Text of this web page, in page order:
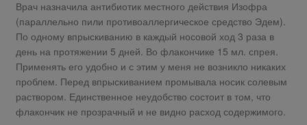
Врач назначила антибиотик местного действия Изофра
(параллельно пили противоаллергическое средство Эдем).
По одному впрыскиванию в каждый носовой ход 3 раза в
день на протяжении 5 дней. Во флакончике 15 мл. спрея.
Применять его удобно и с этим у меня не возникло никаких
проблем. Перед впрыскиванием промывала носик солевым
раствором. Единственное неудобство состоит в том, что
флакончик не прозрачный и не видно расход содержимого.